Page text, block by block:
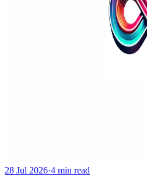
28 Jul 2026·4 min read